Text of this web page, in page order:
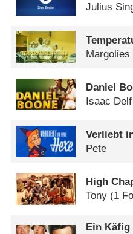
Julius
Margolies
Daniel
Isaac Delf
Verliebt
Pete
High
Tony (1
Ein Käfig